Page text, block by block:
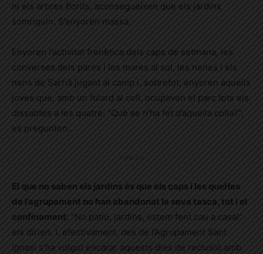
ni els arbres florits, aconsegueixen que els jardins
somriguin. S’enyoren massa.
Enyoren l’activitat frenètica dels caps de setmana, les
converses dels pares i les mares al sol, les nenes i els
nens de Sarrià jugant al camp i, sobretot, enyoren aquells
joves que, amb un fulard al coll, ocupaven el parc tots els
dissabtes a les quatre: “Què se n’ha fet d’aquella colla?”,
es pregunten…
Publicitat
El que no saben els jardins és que els caps i les quel·les
de l’agrupament no han abandonat la seva tasca, tot i el
confinament: “No patiu, jardins, estem fent cau a casa!”
els dirien. I, efectivament, des de l’Agrupament Sant
Ignasi s’ha volgut encarar aquests dies de reclusió amb